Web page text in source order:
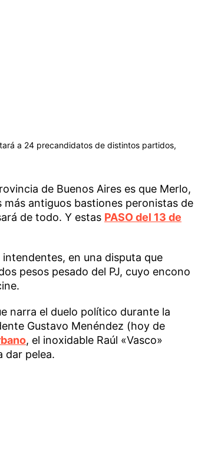
a 24 precandidatos de distintos partidos,
de Buenos Aires es que Merlo,
antiguos bastiones peronistas de
de todo. Y estas PASO del 13 de
en una disputa que
pesos pesado del PJ, cuyo encono
narra el duelo político durante la
Gustavo Menéndez (hoy de
, el inoxidable Raúl «Vasco»
dar pelea.